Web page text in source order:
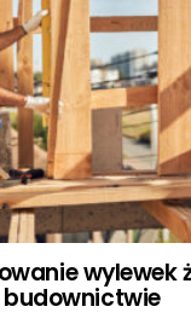
wylewek